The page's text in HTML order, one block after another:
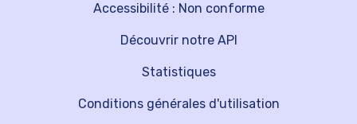
Découvrir notre API
Statistiques
Accessibilité : Non conforme
Conditions générales d'utilisation